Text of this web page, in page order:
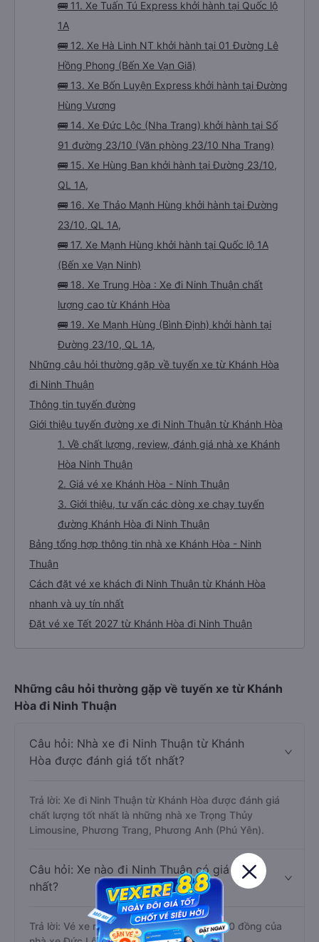
🚌 11. Xe Tuấn Tú Express khởi hành tại Quốc lộ
1A
🚌 12. Xe Hà Linh NT khởi hành tại 01 Đường Lê
Hồng Phong (Bến Xe Vạn Giã)
🚌 13. Xe Bốn Luyện Express khởi hành tại Đường
Hùng Vương
🚌 14. Xe Đức Lộc (Nha Trang) khởi hành tại Số
91 đường 23/10 (Văn phòng 23/10 Nha Trang)
🚌 15. Xe Hùng Ban khởi hành tại Đường 23/10,
QL 1A,
🚌 16. Xe Thảo Mạnh Hùng khởi hành tại Đường
23/10, QL 1A,
🚌 17. Xe Mạnh Hùng khởi hành tại Quốc lộ 1A
(Bến xe Vạn Ninh)
🚌 18. Xe Trung Hòa : Xe đi Ninh Thuận chất
lượng cao từ Khánh Hòa
🚌 19. Xe Mạnh Hùng (Bình Định) khởi hành tại
Đường 23/10, QL 1A,
Những câu hỏi thường gặp về tuyến xe từ Khánh Hòa
đi Ninh Thuận
Thông tin tuyến đường
Giới thiệu tuyến đường xe đi Ninh Thuận từ Khánh Hòa
1. Về chất lượng, review, đánh giá nhà xe Khánh
Hòa Ninh Thuận
2. Giá vé xe Khánh Hòa - Ninh Thuận
3. Giới thiệu, tư vấn các dòng xe chạy tuyến
đường Khánh Hòa đi Ninh Thuận
Bảng tổng hợp thông tin nhà xe Khánh Hòa - Ninh
Thuận
Cách đặt vé xe khách đi Ninh Thuận từ Khánh Hòa
nhanh và uy tín nhất
Đặt vé xe Tết 2027 từ Khánh Hòa đi Ninh Thuận
Những câu hỏi thường gặp về tuyến xe từ Khánh
Hòa đi Ninh Thuận
Câu hỏi: Nhà xe đi Ninh Thuận từ Khánh
Hòa được đánh giá tốt nhất?
Trả lời: Xe đi Ninh Thuận từ Khánh Hòa được đánh giá
chất lượng tốt nhất là những nhà xe Trọng Thủy
Limousine, Phương Trang, Phương Anh (Phú Yên).
Câu hỏi: Xe nào đi Ninh Thuận có giá rẻ
nhất?
Trả lời: Vé xe rẻ nhất có mức giá là 112.000 đồng của